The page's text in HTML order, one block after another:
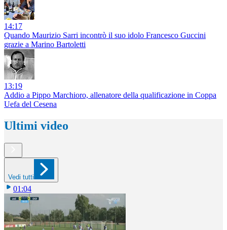
14:17
Quando Maurizio Sarri incontrò il suo idolo Francesco Guccini
grazie a Marino Bartoletti
13:19
Addio a Pippo Marchioro, allenatore della qualificazione in Coppa
Uefa del Cesena
Ultimi video
Vedi tutti
01:04